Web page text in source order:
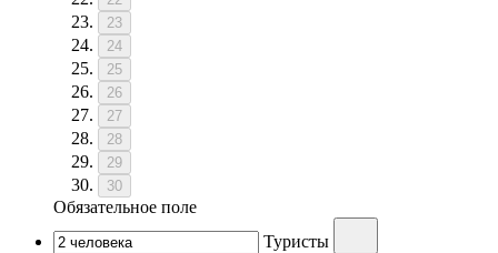
23
24
25
26
27
28
29
30
Обязательное поле
Туристы